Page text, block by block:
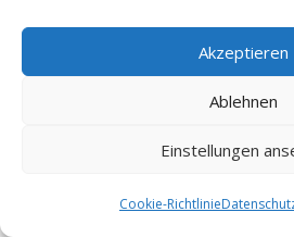
Akzeptieren
Ablehnen
Einstellungen
Cookie-Richtlinie
Monteurzimmer Villenbach
Monteurzimmer Haunsheim
Monteurzimmer Ursberg
Monteurzimmer
Württemberg